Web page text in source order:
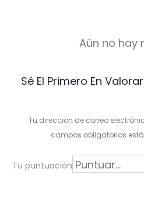
V
a
r
Aún no hay
Sé El Primero En
Tu dirección de correo
campos obligatorios
Tu puntuación